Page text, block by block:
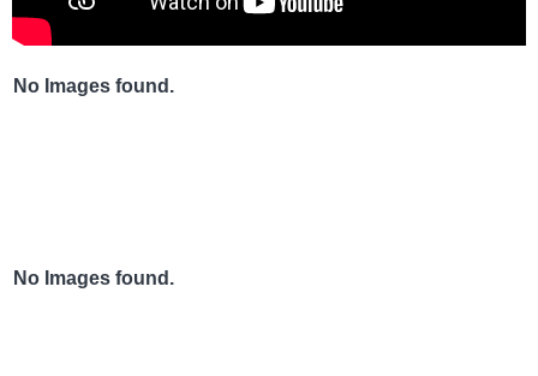
No Images found.
No Images found.